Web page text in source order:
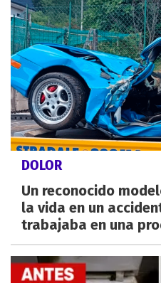
DOLOR
Un reconocido
la vida en un
trabajaba en una